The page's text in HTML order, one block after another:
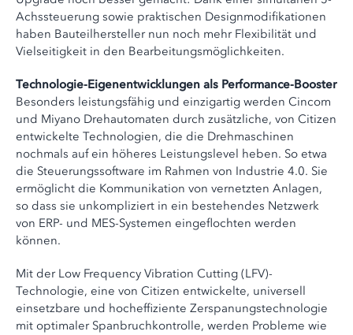
Achssteuerung sowie praktischen Designmodifikationen
haben Bauteilhersteller nun noch mehr Flexibilität und
Vielseitigkeit in den Bearbeitungsmöglichkeiten.
Technologie-Eigenentwicklungen als Performance-Booster
Besonders leistungsfähig und einzigartig werden Cincom
und Miyano Drehautomaten durch zusätzliche, von Citizen
entwickelte Technologien, die die Drehmaschinen
nochmals auf ein höheres Leistungslevel heben. So etwa
die Steuerungssoftware im Rahmen von Industrie 4.0. Sie
ermöglicht die Kommunikation von vernetzten Anlagen,
so dass sie unkompliziert in ein bestehendes Netzwerk
von ERP- und MES-Systemen eingeflochten werden
können.
Mit der Low Frequency Vibration Cutting (LFV)-
Technologie, eine von Citizen entwickelte, universell
einsetzbare und hocheffiziente Zerspanungstechnologie
mit optimaler Spanbruchkontrolle, werden Probleme wie